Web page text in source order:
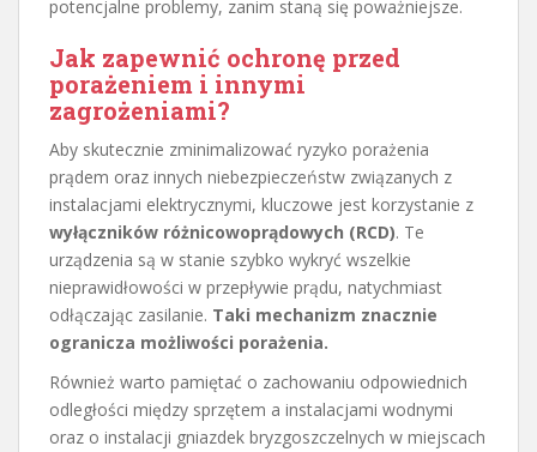
potencjalne problemy, zanim staną się poważniejsze.
Jak zapewnić ochronę przed
porażeniem i innymi
zagrożeniami?
Aby skutecznie zminimalizować ryzyko porażenia
prądem oraz innych niebezpieczeństw związanych z
instalacjami elektrycznymi, kluczowe jest korzystanie z
wyłączników różnicowoprądowych (RCD). Te
urządzenia są w stanie szybko wykryć wszelkie
nieprawidłowości w przepływie prądu, natychmiast
odłączając zasilanie. Taki mechanizm znacznie
ogranicza możliwości porażenia.
Również warto pamiętać o zachowaniu odpowiednich
odległości między sprzętem a instalacjami wodnymi
oraz o instalacji gniazdek bryzgoszczelnych w miejscach